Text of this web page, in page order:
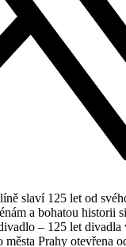
slaví 125 let od
a bohatou historii
– 125 let
Prahy otevřena